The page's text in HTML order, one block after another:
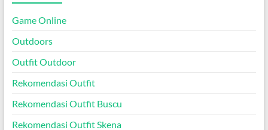
Game Online
Outdoors
Outfit Outdoor
Rekomendasi Outfit
Rekomendasi Outfit Buscu
Rekomendasi Outfit Skena